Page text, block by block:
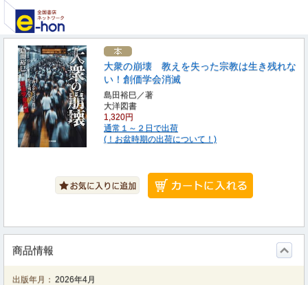
大衆の崩壊 教えを失った宗教は生き残れな
い！創価学会消滅
島田裕巳／著
大洋図書
1,320円
通常１～２日で出荷
(！お盆時期の出荷について！)
商品情報
出版年月： 2026年4月